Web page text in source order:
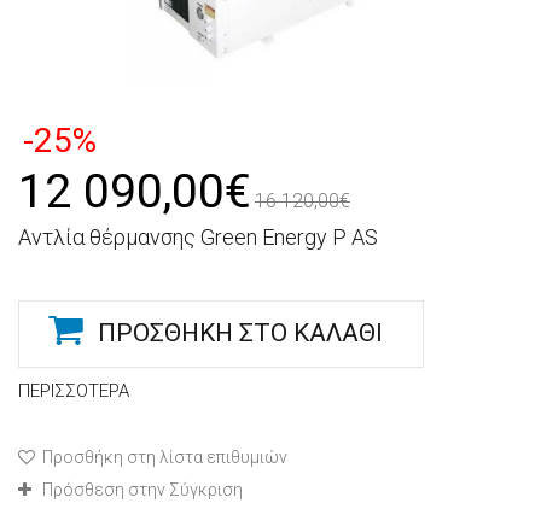
-25%
12 090,00€ 16 120,00€
Αντλία θέρμανσης Green Energy P AS
ΠΡΟΣΘΉΚΗ ΣΤΟ ΚΑΛΆΘΙ
ΠΕΡΙΣΣΌΤΕΡΑ
Προσθήκη στη λίστα επιθυμιών
Πρόσθεση στην Σύγκριση